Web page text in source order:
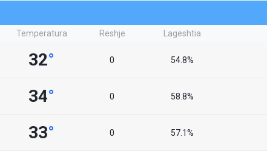
Temperatura Reshje Lagështia
32° 0 54.8%
34° 0 58.8%
33° 0 57.1%